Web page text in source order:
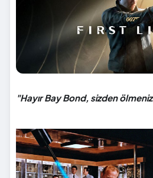
"Hayır Bay Bond, sizden